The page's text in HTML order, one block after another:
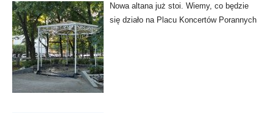
Nowa altana już stoi. Wiemy, co będzie
się działo na Placu Koncertów Porannych